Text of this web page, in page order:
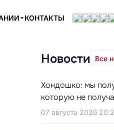
КОНТАКТЫ
Новости Все
Хондошко: мы
которую не
07 августа 2026